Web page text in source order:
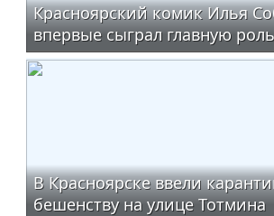
Красноярский комик Илья
впервые сыграл главную
В Красноярске ввели
бешенству на улице Тотмина